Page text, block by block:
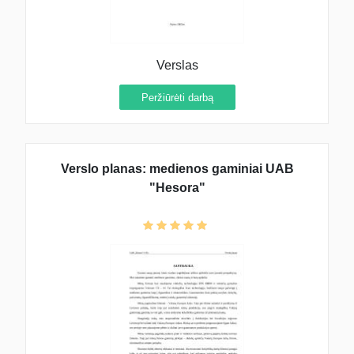
Verslas
Peržiūrėti darbą
Verslo planas: medienos gaminiai UAB
"Hesora"